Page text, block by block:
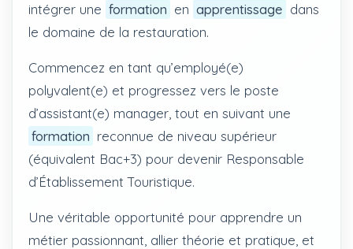
intégrer une formation en apprentissage dans
le domaine de la restauration.
Commencez en tant qu’employé(e)
polyvalent(e) et progressez vers le poste
d’assistant(e) manager, tout en suivant une
formation reconnue de niveau supérieur
(équivalent Bac+3) pour devenir Responsable
d’Établissement Touristique.
Une véritable opportunité pour apprendre un
métier passionnant, allier théorie et pratique, et